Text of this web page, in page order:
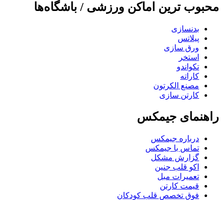
محبوب ترین اماکن ورزشی / باشگاه‌ها
بدنسازی
پیلاتس
ورق سازی
استخر
تکواندو
کاراته
مصنع الکرتون
کارتن سازی
راهنمای جیمکس
درباره جیمکس
تماس با جیمکس
گزارش مشکل
اکو قلب جنین
تعمیرات مبل
قیمت کارتن
فوق تخصص قلب کودکان